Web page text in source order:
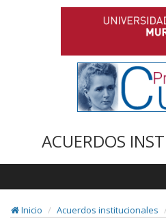
ACUERDOS
Inicio
Acuerdos institucionales